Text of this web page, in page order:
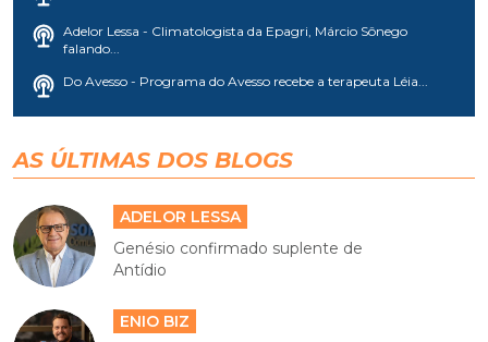
Adelor Lessa - Climatologista da Epagri, Márcio Sônego
falando...
Do Avesso - Programa do Avesso recebe a terapeuta Léia...
AS ÚLTIMAS DOS BLOGS
ADELOR LESSA
Genésio confirmado suplente de
Antídio
ENIO BIZ